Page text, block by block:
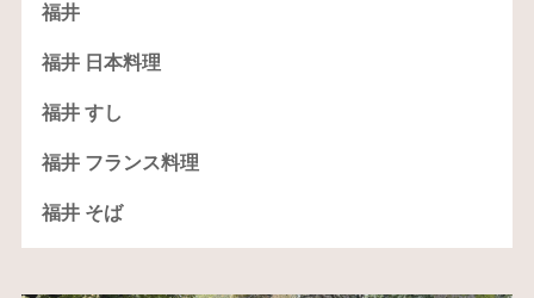
福井
福井 日本料理
福井 すし
福井 フランス料理
福井 そば